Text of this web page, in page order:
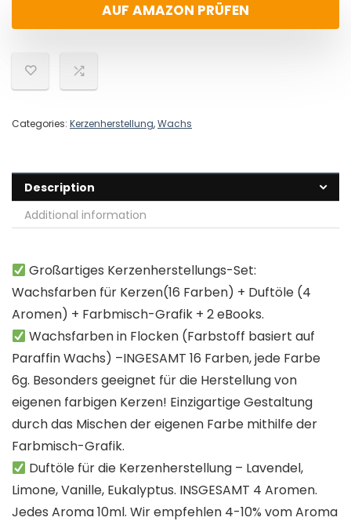
AUF AMAZON PRÜFEN
Categories: Kerzenherstellung,Wachs
Description
Additional information
Großartiges Kerzenherstellungs-Set:
Wachsfarben für Kerzen(16 Farben) + Duftöle (4
Aromen) + Farbmisch-Grafik + 2 eBooks.
Wachsfarben in Flocken (Farbstoff basiert auf
Paraffin Wachs) –INGESAMT 16 Farben, jede Farbe
6g. Besonders geeignet für die Herstellung von
eigenen farbigen Kerzen! Einzigartige Gestaltung
durch das Mischen der eigenen Farbe mithilfe der
Farbmisch-Grafik.
Duftöle für die Kerzenherstellung – Lavendel,
Limone, Vanille, Eukalyptus. INSGESAMT 4 Aromen.
Jedes Aroma 10ml. Wir empfehlen 4-10% vom Aroma